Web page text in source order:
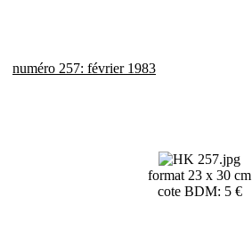
numéro 257: février 1983
format 23 x 30 cm
cote BDM: 5 €